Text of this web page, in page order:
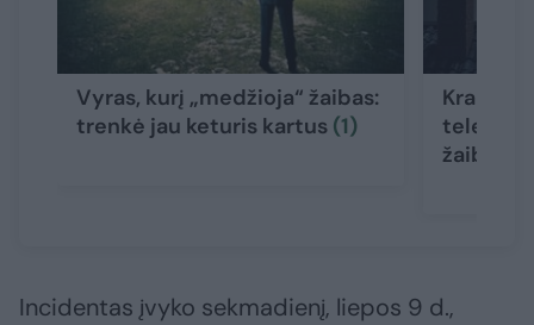
Vyras, kurį „medžioja“ žaibas:
trenkė jau keturis kartus (1)
Kraupi
žaibas
Incidentas įvyko sekmadienį, liepos 9 d.,